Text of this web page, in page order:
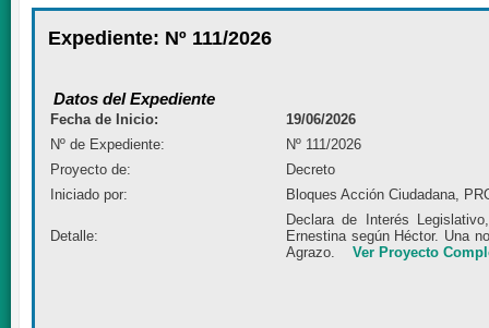
Expediente: Nº 111/2026
Datos del Expediente
Fecha de Inicio:
19/06/2026
Nº de Expediente:
Nº 111/2026
Proyecto de:
Decreto
Iniciado por:
Bloques Acción Ciudadana,
Detalle:
Declara de Interés
Ernestina según Héctor. Una
Agrazo.
Ver Proyecto